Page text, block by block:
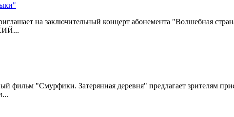
на заключительный концерт абонемента "Волшебная
фильм "Смурфики. Затерянная деревня" предлагает зрителям